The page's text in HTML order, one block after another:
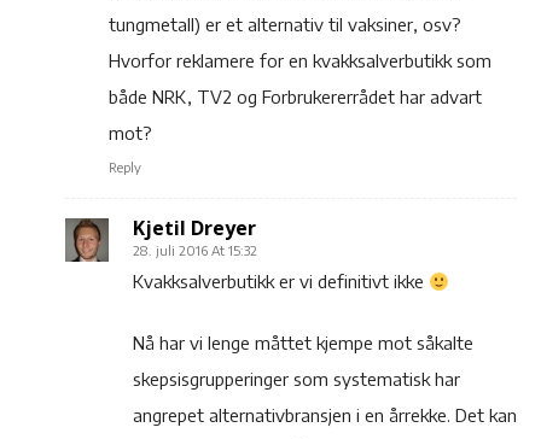
tungmetall) er et alternativ til vaksiner, osv?
Hvorfor reklamere for en kvakksalverbutikk som
både NRK, TV2 og Forbrukererrådet har advart
mot?
Reply
Kjetil Dreyer
28. juli 2016 At 15:32
Kvakksalverbutikk er vi definitivt ikke
Nå har vi lenge måttet kjempe mot såkalte
skepsisgrupperinger som systematisk har
angrepet alternativbransjen i en årrekke. Det kan